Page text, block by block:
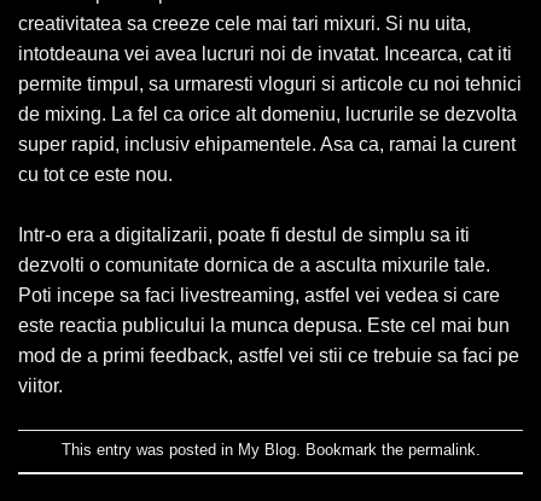
creativitatea sa creeze cele mai tari mixuri. Si nu uita,
intotdeauna vei avea lucruri noi de invatat. Incearca, cat iti
permite timpul, sa urmaresti vloguri si articole cu noi tehnici
de mixing. La fel ca orice alt domeniu, lucrurile se dezvolta
super rapid, inclusiv ehipamentele. Asa ca, ramai la curent
cu tot ce este nou.
Intr-o era a digitalizarii, poate fi destul de simplu sa iti
dezvolti o comunitate dornica de a asculta mixurile tale.
Poti incepe sa faci livestreaming, astfel vei vedea si care
este reactia publicului la munca depusa. Este cel mai bun
mod de a primi feedback, astfel vei stii ce trebuie sa faci pe
viitor.
This entry was posted in My Blog. Bookmark the permalink.